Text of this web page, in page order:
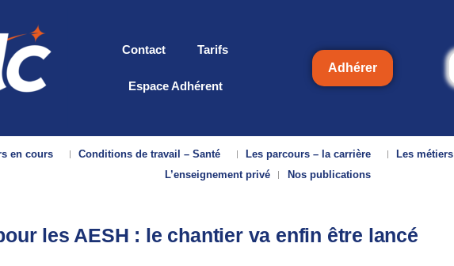
Contact Tarifs
Espace Adhérent
Adhérer
en cours Conditions de travail – Santé Les parcours – la carrière Les métiers
L’enseignement privé
Nos publications
les AESH : le chantier va enfin être lancé